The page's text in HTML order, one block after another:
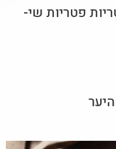
פטריות שי-